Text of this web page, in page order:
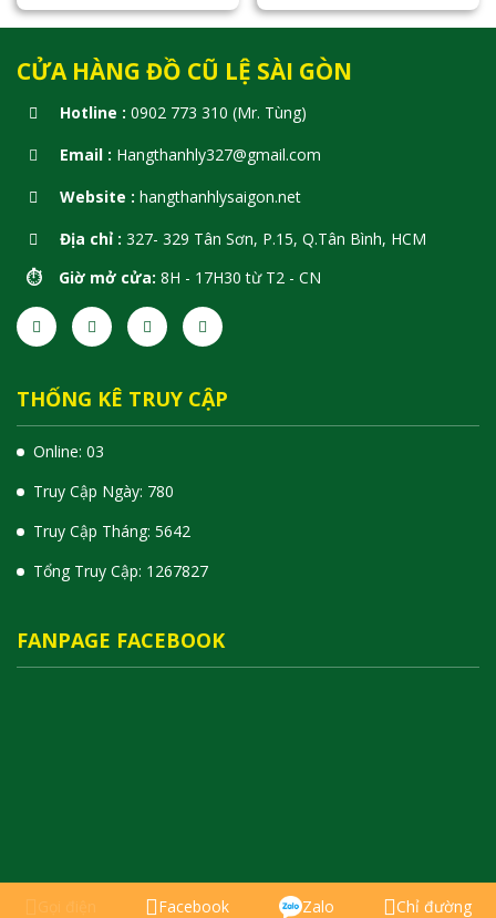
CỬA HÀNG ĐỒ CŨ LỆ SÀI GÒN
Hotline : 0902 773 310 (Mr. Tùng)
Email : Hangthanhly327@gmail.com
Website : hangthanhlysaigon.net
Địa chỉ : 327- 329 Tân Sơn, P.15, Q.Tân Bình, HCM
⏱️ Giờ mở cửa: 8H - 17H30 từ T2 - CN
THỐNG KÊ TRUY CẬP
Online: 03
Truy Cập Ngày: 780
Truy Cập Tháng: 5642
Tổng Truy Cập: 1 267827
FANPAGE FACEBOOK
Gọi điện Facebook Zalo Chỉ đường